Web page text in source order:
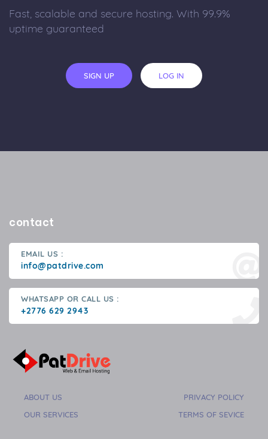
Fast, scalable and secure hosting. With 99.9%
uptime guaranteed
SIGN UP LOG IN
contact
EMAIL US :
info@patdrive.com
WHATSAPP OR CALL US :
+2776 629 2943
ABOUT US
OUR SERVICES
PRIVACY POLICY
TERMS OF SEVICE